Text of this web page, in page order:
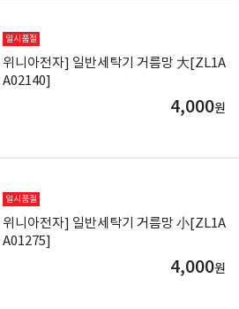
일시품절
위니아전자] 일반세탁기 거름망 大[ZL1A
A02140]
4,000원
일시품절
위니아전자] 일반세탁기 거름망 小[ZL1A
A01275]
4,000원